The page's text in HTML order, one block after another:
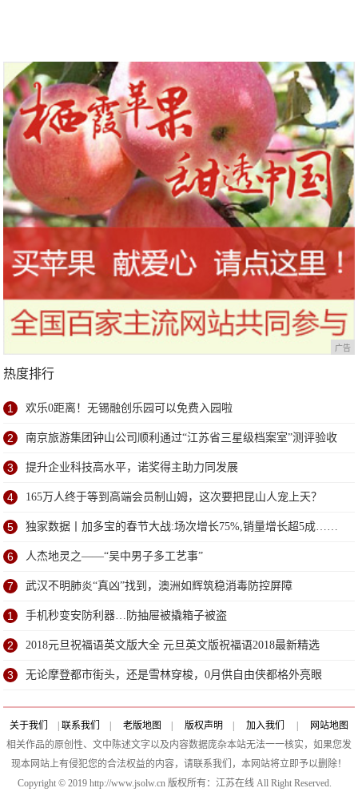
广告
热度排行
1 欢乐0距离！无锡融创乐园可以免费入园啦
2 南京旅游集团钟山公司顺利通过“江苏省三星级档案室”测评验收
3 提升企业科技高水平，诺奖得主助力同发展
4 165万人终于等到高端会员制山姆，这次要把昆山人宠上天？
5 独家数据丨加多宝的春节大战:场次增长75%,销量增长超5成……
6 人杰地灵之——“吴中男子多工艺事”
7 武汉不明肺炎“真凶”找到，澳洲如辉筑稳消毒防控屏障
1 手机秒变安防利器…防抽屉被撬箱子被盗
2 2018元旦祝福语英文版大全 元旦英文版祝福语2018最新精选
3 无论摩登都市街头，还是雪林穿梭，0月供自由侠都格外亮眼
关于我们 联系我们 老版地图 版权声明 加入我们
网站地图
相关作品的原创性、文中陈述文字以及内容数据庞杂本站无法一一核实，如果您发
现本网站上有侵犯您的合法权益的内容，请联系我们，本网站将立即予以删除！
Copyright © 2019 http://www.jsolw.cn 版权所有：江苏在线 All Right Reserved.